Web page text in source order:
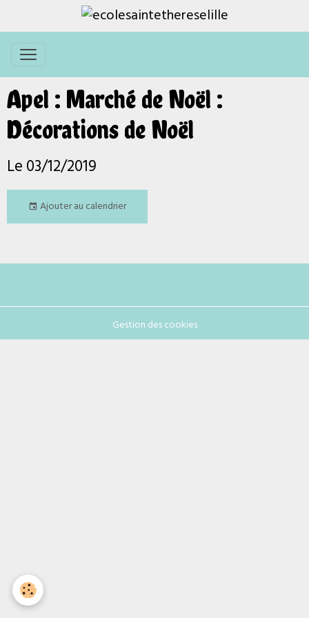
Apel : Marché de Noël :
Décorations de Noël
Le 03/12/2019
Ajouter au calendrier
Gestion des cookies